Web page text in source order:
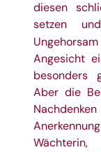
diesen
setzen
Angesicht
besonders
Aber die